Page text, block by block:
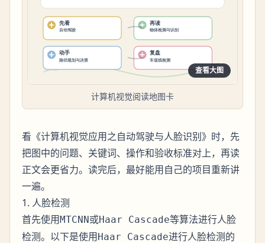
查看大图
计算机视觉阅读地图卡
看《计算机视觉应用之自动驾驶与人脸识别》时，先
把图中的问题、关键词、操作和验收标准对上，再读
正文会更省力。读完后，最好能用自己的项目重新讲
一遍。
1. 人脸检测
首先使用MTCNN或Haar Cascade等算法进行人脸
检测。以下是使用Haar Cascade进行人脸检测的